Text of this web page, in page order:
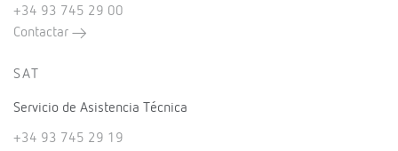
+34 93 745 29 00
Contactar
SAT
Servicio de Asistencia Técnica
+34 93 745 29 19